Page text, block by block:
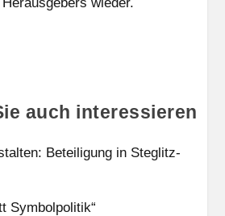
auch interessieren
Beteiligung in Steglitz-
Symbolpolitik“